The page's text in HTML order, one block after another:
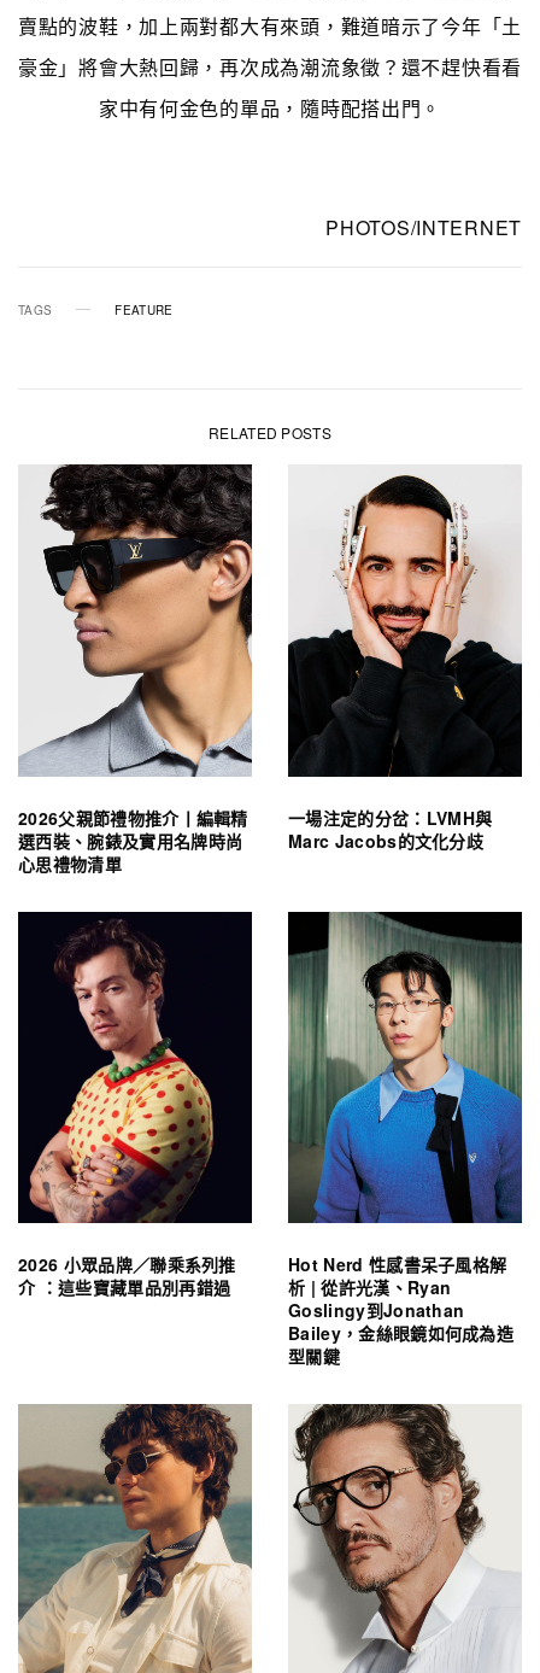
賣點的波鞋，加上兩對都大有來頭，難道暗示了今年「土
豪金」將會大熱回歸，再次成為潮流象徵？還不趕快看看
家中有何金色的單品，隨時配搭出門。
PHOTOS/INTERNET
TAGS FEATURE
RELATED POSTS
2026父親節禮物推介丨編輯精
選西裝、腕錶及實用名牌時尚
心思禮物清單
一場注定的分岔：LVMH與
Marc Jacobs的文化分歧
2026 小眾品牌／聯乘系列推
介 ：這些寶藏單品別再錯過
Hot Nerd 性感書呆子風格解
析 | 從許光漢、Ryan
Goslingy到Jonathan
Bailey，金絲眼鏡如何成為造
型關鍵